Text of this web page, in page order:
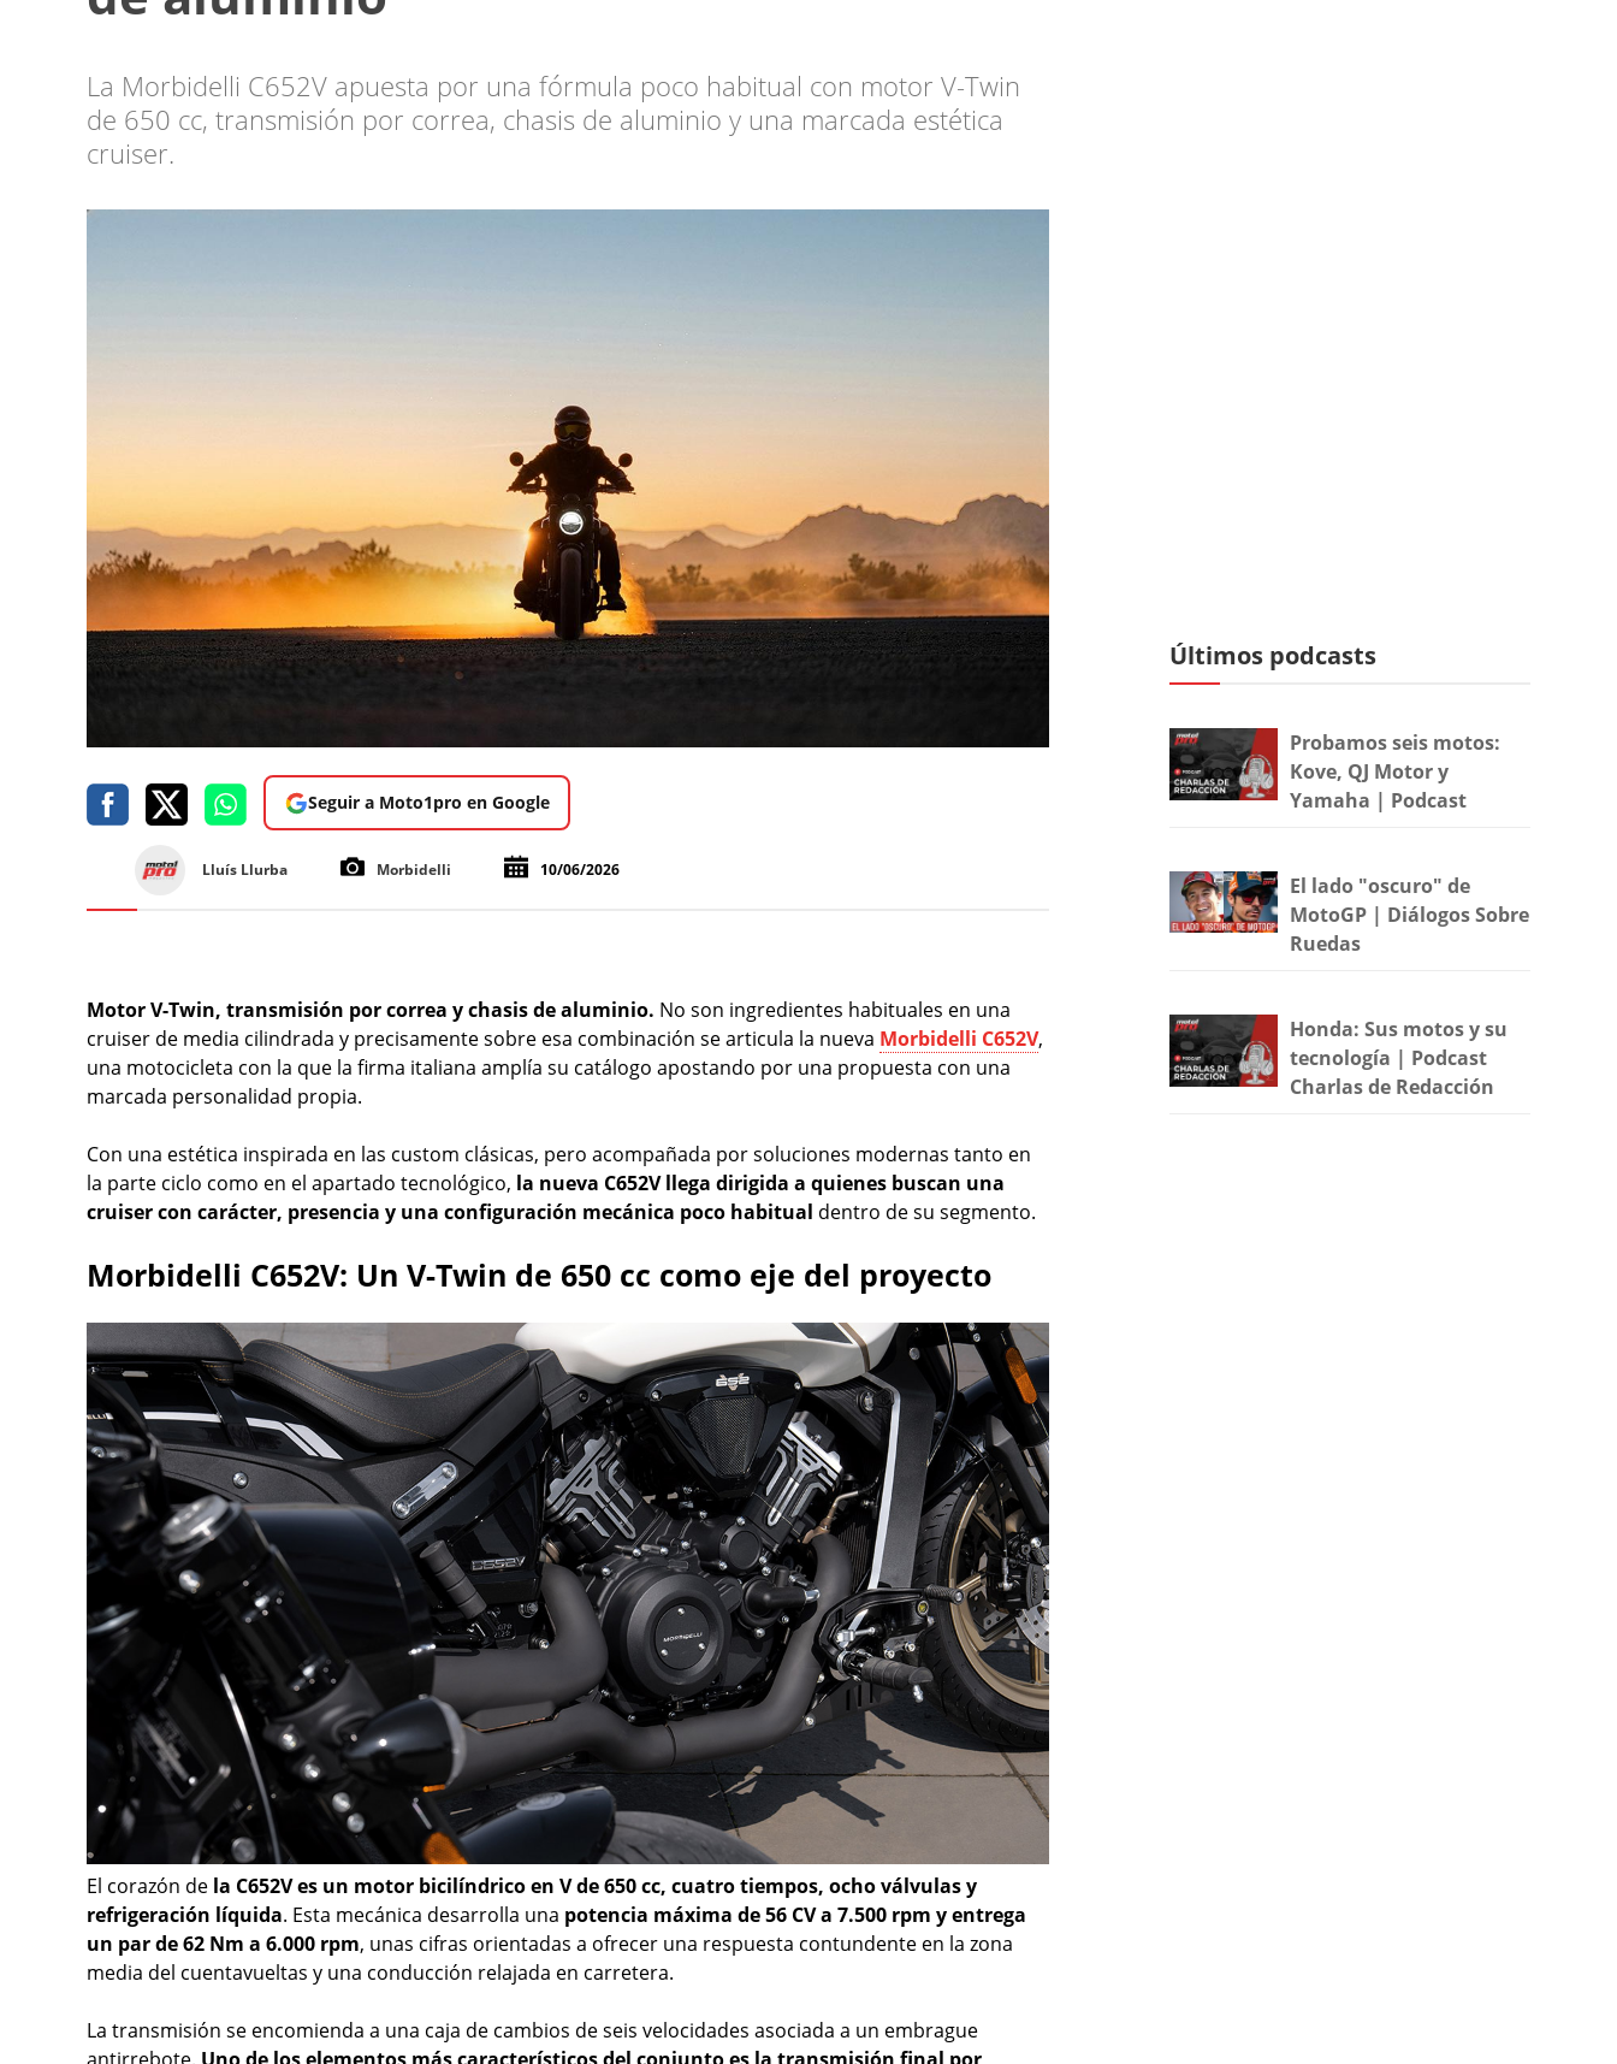
La Morbidelli C652V apuesta por una fórmula poco habitual con motor V-Twin
de 650 cc, transmisión por correa, chasis de aluminio y una marcada estética
cruiser.
Seguir a Moto1pro en Google
Lluís Llurba Morbidelli 10/06/2026
Motor V-Twin, transmisión por correa y chasis de aluminio. No son ingredientes habituales en una
cruiser de media cilindrada y precisamente sobre esa combinación se articula la nueva Morbidelli C652V,
una motocicleta con la que la firma italiana amplía su catálogo apostando por una propuesta con una
marcada personalidad propia.
Con una estética inspirada en las custom clásicas, pero acompañada por soluciones modernas tanto en
la parte ciclo como en el apartado tecnológico, la nueva C652V llega dirigida a quienes buscan una
cruiser con carácter, presencia y una configuración mecánica poco habitual dentro de su segmento.
Morbidelli C652V: Un V-Twin de 650 cc como eje del proyecto
El corazón de la C652V es un motor bicilíndrico en V de 650 cc, cuatro tiempos, ocho válvulas y
refrigeración líquida. Esta mecánica desarrolla una potencia máxima de 56 CV a 7.500 rpm y entrega
un par de 62 Nm a 6.000 rpm, unas cifras orientadas a ofrecer una respuesta contundente en la zona
media del cuentavueltas y una conducción relajada en carretera.
La transmisión se encomienda a una caja de cambios de seis velocidades asociada a un embrague
Últimos podcasts
Probamos seis motos:
Kove, QJ Motor y
Yamaha | Podcast
El lado "oscuro" de
MotoGP | Diálogos Sobre
Ruedas
Honda: Sus motos y su
tecnología | Podcast
Charlas de Redacción